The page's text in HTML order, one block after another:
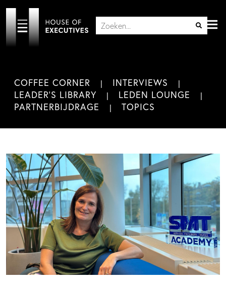
COFFEE CORNER
INTERVIEWS
LEADER'S LIBRARY
LEDEN LOUNGE
PARTNERBIJDRAGE
TOPICS